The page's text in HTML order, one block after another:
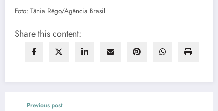
Foto: Tânia Rêgo/Agência Brasil
Share this content:
Previous post